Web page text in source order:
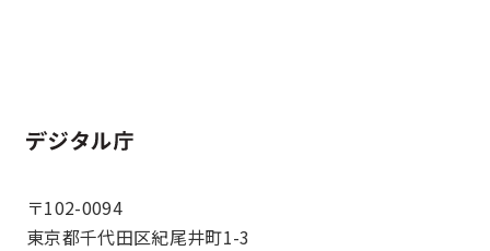
ホーム
〒102-0094
東京都千代田区紀尾井町1-3